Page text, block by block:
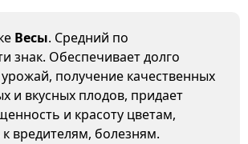
Весы. Средний по
знак. Обеспечивает долго
получение качественных
и вкусных плодов, придает
и красоту цветам,
вредителям, болезням.